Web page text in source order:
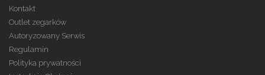
Kontakt
Outlet zegarków
Autoryzowany Serwis
Regulamin
Polityka prywatności